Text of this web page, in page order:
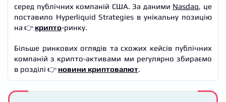
серед публічних компаній США. За даними Nasdaq, це
поставило Hyperliquid Strategies в унікальну позицію
на 👉 крипто-ринку.
Більше ринкових оглядів та схожих кейсів публічних
компаній з крипто-активами ми регулярно збираємо
в розділі 👉 новини криптовалют.